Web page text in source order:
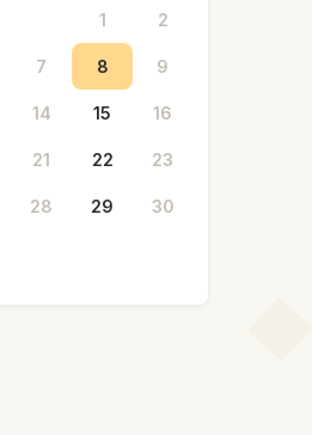
1 2
7 8 9
14 15 16
21 22 23
28 29 30